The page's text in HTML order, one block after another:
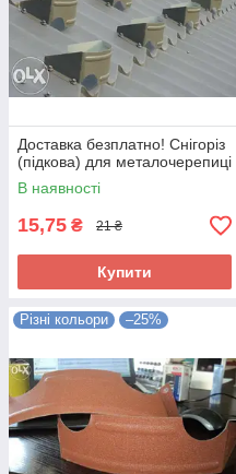
Доставка безплатно! Снігоріз
(підкова) для металочерепиці
В наявності
15,75 ₴ 21 ₴
Купити
Різні кольори –25%